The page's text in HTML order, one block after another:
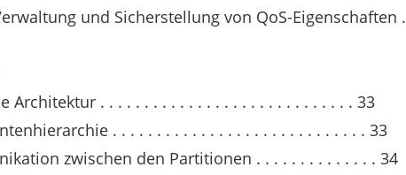
und Sicherstellung von QoS-Eigenschaften .
Architektur . . . . . . . . . . . . . . . . . . . . . . . . . . . . . 33
. . . . . . . . . . . . . . . . . . . . . . . . . . . . . 33
zwischen den Partitionen . . . . . . . . . . . . . . 34